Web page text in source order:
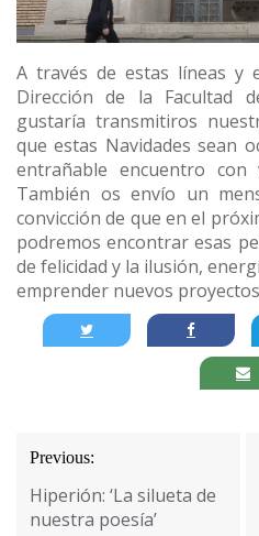
A través de estas líneas y
Dirección de la Facultad
gustaría transmitiros
que estas Navidades sean
entrañable encuentro con
También os envío un
convicción de que en el
podremos encontrar esas
de felicidad y la ilusión,
emprender nuevos
Navegación
de
entradas
Previous:
Hiperión: ‘La silueta de
nuestra poesía’